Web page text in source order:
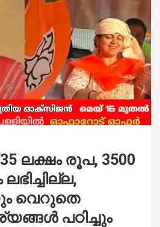
ലക്ഷം രൂപ, 3500
വെറുതെ
പഠിച്ചും